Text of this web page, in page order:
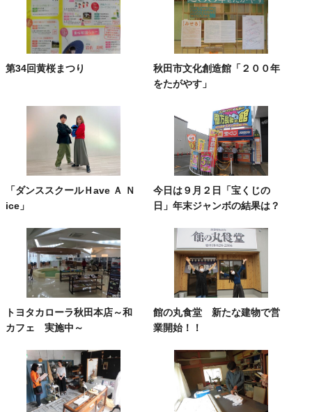
第34回黄桜まつり
秋田市文化創造館「２００年
をたがやす」
「ダンススクールＨave Ａ Ｎ
ice」
今日は９月２日「宝くじの
日」年末ジャンボの結果は？
トヨタカローラ秋田本店～和
カフェ 実施中～
館の丸食堂 新たな建物で営
業開始！！